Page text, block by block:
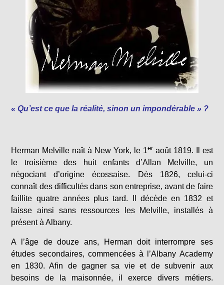
« Qu’est ce que la réalité, sinon un impondérable » ?
Herman Melville naît à New York, le 1er août 1819. Il est
le troisième des huit enfants d’Allan Melville, un
négociant d’origine écossaise. Dès 1826, celui-ci
connaît des difficultés dans son entreprise, avant de faire
faillite quatre années plus tard. Il décède en 1832 et
laisse ainsi sans ressources les Melville, installés à
présent à Albany.
A l’âge de douze ans, Herman doit interrompre ses
études secondaires, commencées à l’Albany Academy
en 1830. Afin de gagner sa vie et de subvenir aux
besoins de la maisonnée, il exerce divers métiers.